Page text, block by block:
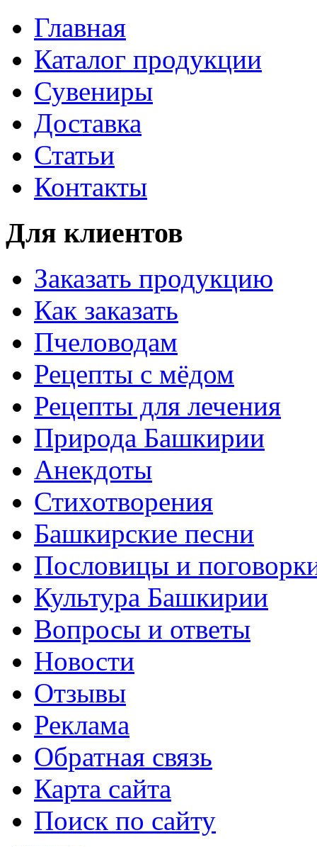
Главная
Каталог продукции
Сувениры
Доставка
Статьи
Контакты
Для клиентов
Заказать продукцию
Как заказать
Пчеловодам
Рецепты с мёдом
Рецепты для лечения
Природа Башкирии
Анекдоты
Стихотворения
Башкирские песни
Пословицы и
Культура Башкирии
Вопросы и ответы
Новости
Отзывы
Реклама
Обратная связь
Карта сайта
Поиск по сайту